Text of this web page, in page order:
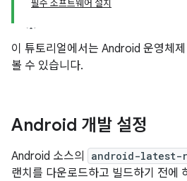
필수 소프트웨어 설치
이 튜토리얼에서는 Android 운영체
볼 수 있습니다.
Android 개발 설정
Android 소스의 android-latest-
랜치를 다운로드하고 빌드하기 전에